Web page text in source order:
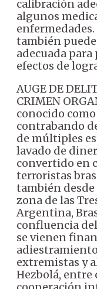
calibración
algunos
también
adecuada
efectos de
AUGE DE
CRIMEN
conocido
contrabando
de múltiples
lavado de
convertido en
terroristas
también desde
zona de las
Argentina,
confluencia
se vienen
extremistas y
Hezbolá, entre